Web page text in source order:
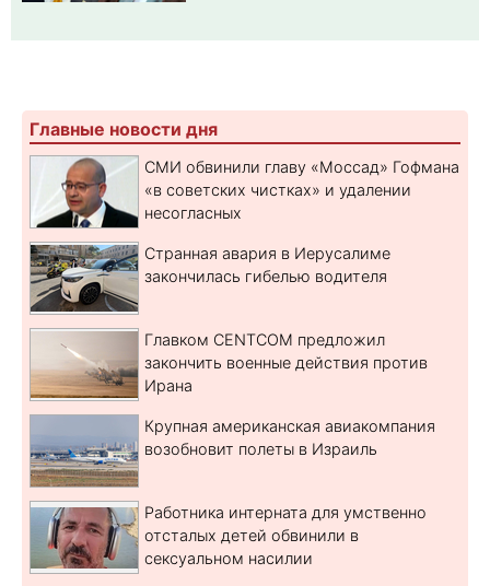
Главные новости дня
СМИ обвинили главу «Моссад» Гофмана
«в советских чистках» и удалении
несогласных
Странная авария в Иерусалиме
закончилась гибелью водителя
Главком CENTCOM предложил
закончить военные действия против
Ирана
Крупная американская авиакомпания
возобновит полеты в Израиль
Работника интерната для умственно
отсталых детей обвинили в
сексуальном насилии